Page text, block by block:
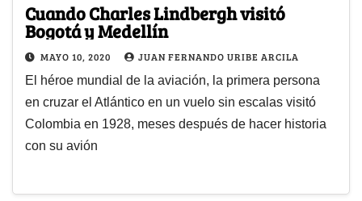
Cuando Charles Lindbergh visitó
Bogotá y Medellín
MAYO 10, 2020 JUAN FERNANDO URIBE ARCILA
El héroe mundial de la aviación, la primera persona
en cruzar el Atlántico en un vuelo sin escalas visitó
Colombia en 1928, meses después de hacer historia
con su avión